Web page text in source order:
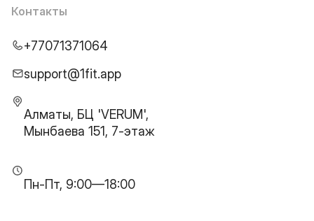
Контакты
+77071371064
support@1fit.app
Алматы, БЦ 'VERUM',
Мынбаева 151, 7-этаж
Пн-Пт, 9:00—18:00